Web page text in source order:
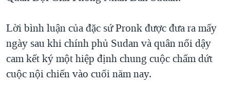
SỨC KHOẺ
VĂN HOÁ
THỂ THAO
GIÁO DỤC
GROUND ZERO – XƯA VÀ NAY
CHI PHÍ CHIẾN TRANH AFGHANISTAN
CÁC GIÁ TRỊ CỘNG HÒA Ở VIỆT NAM
Ngôn ngữ khác
Lời bình luận của đặc sứ Pronk được đưa ra mấy
ngày sau khi chính phủ Sudan và quân nổi dậy
cam kết ký một hiệp định chung cuộc chấm dứt
cuộc nội chiến vào cuối năm nay.